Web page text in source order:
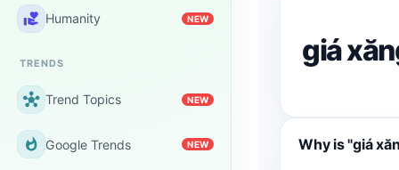
volunteer_activism Humanity NEW
TRENDS
hub Trend Topics NEW
whatshot Google Trends NEW
giá
Why is "giá